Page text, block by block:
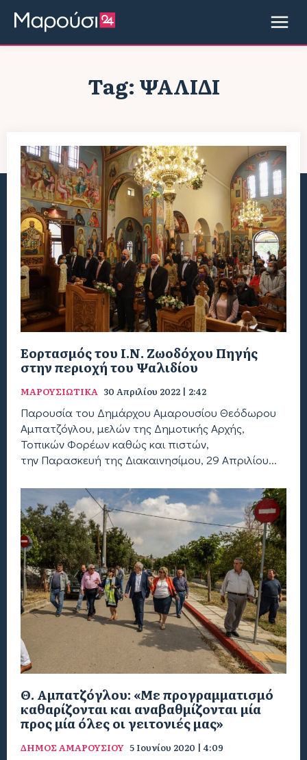
Tag: ΨΑΛΊΔΙ
Eορτασμός του Ι.Ν. Ζωοδόχου Πηγής
στην περιοχή του Ψαλιδίου
ΜΑΡΟΥΣΙΩΤΙΚΑ 30 Απριλίου 2022 | 2:42
Παρουσία του Δημάρχου Αμαρουσίου Θεόδωρου
Αμπατζόγλου, μελών της Δημοτικής Αρχής,
Τοπικών Φορέων καθώς και πιστών,
την Παρασκευή της Διακαινησίμου, 29 Απριλίου...
Θ. Αμπατζόγλου: «Με προγραμματισμό
καθαρίζονται και αναβαθμίζονται μία
προς μία όλες οι γειτονιές μας»
ΔΗΜΟΣ ΑΜΑΡΟΥΣΙΟΥ 5 Ιουνίου 2020 | 4:09